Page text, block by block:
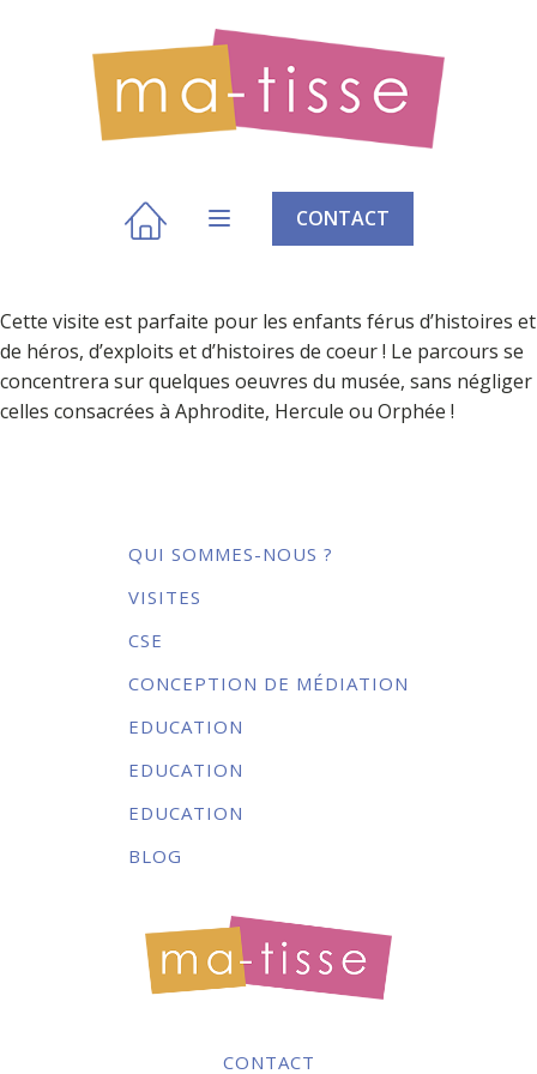
CONTACT
Cette visite est parfaite pour les enfants férus d’histoires et
de héros, d’exploits et d’histoires de coeur ! Le parcours se
concentrera sur quelques oeuvres du musée, sans négliger
celles consacrées à Aphrodite, Hercule ou Orphée !
QUI SOMMES-NOUS ?
VISITES
CSE
CONCEPTION DE MÉDIATION
EDUCATION
EDUCATION
EDUCATION
BLOG
CONTACT